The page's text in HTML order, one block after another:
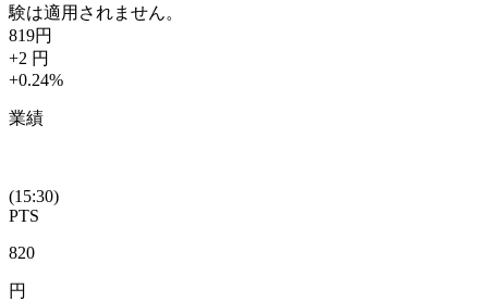
験は適用されません。
819円
+2 円
+0.24%
業績
(15:30)
PTS
820
円